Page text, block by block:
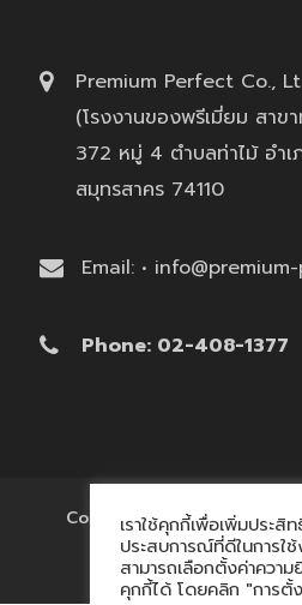
Premium Perfect Co.,
(โรงงานของพรีเมี่ยม สาขา
372 หมู่ 4 ตำบลท่าไม้ อำ
สมุทรสาคร 74110
Email: •
Phone: 02-408-1377
Copyright © 2017 'โรงงาน
เราใช้คุกกี้เพื่อเพิ่มประสิ
ประสบการณ์ที่ดีในการใ
สามารถเลือกตั้งค่าความ
คุกกี้ได้ โดยคลิก "การตั้